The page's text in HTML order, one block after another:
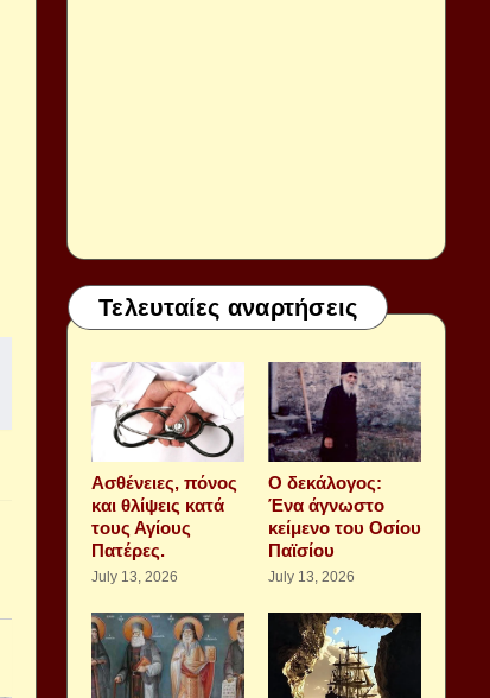
Τελευταίες αναρτήσεις
Aσθένειες, πόνος
και θλίψεις κατά
τους Αγίους
Πατέρες.
July 13, 2026
Ο δεκάλογος:
Ένα άγνωστο
κείμενο του Οσίου
Παϊσίου
July 13, 2026